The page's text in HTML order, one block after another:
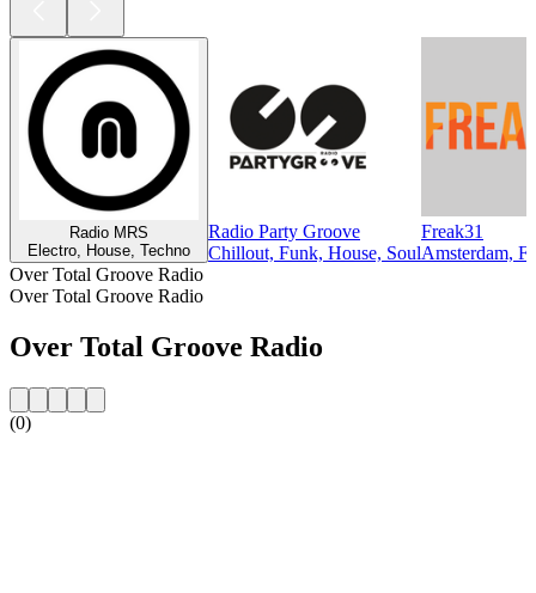
Radio MRS
Electro, House, Techno
Radio Party Groove
Chillout, Funk, House, Soul
Freak31
Amsterdam,
Over Total Groove Radio
Over Total Groove Radio
Over Total Groove Radio
(0)